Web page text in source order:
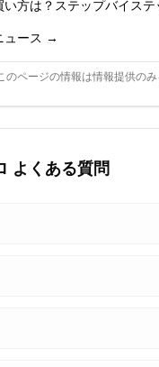
い方は？ステップバイス
ュース →
のページの情報は情報提供の
よくある質問